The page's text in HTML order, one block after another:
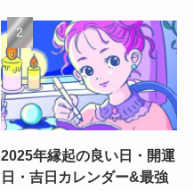
2025年縁起の良い日・開運
日・吉日カレンダー&最強